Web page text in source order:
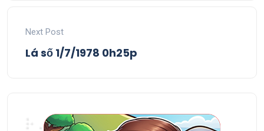
Next Post
Lá số 1/7/1978 0h25p